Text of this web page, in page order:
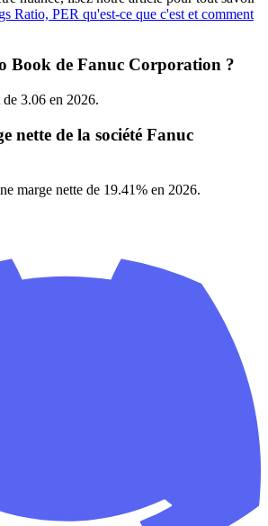
Ratio, PER qu'est-ce que c'est et comment
Book de Fanuc Corporation ?
3.06 en 2026.
nette de la société Fanuc
marge nette de 19.41% en 2026.